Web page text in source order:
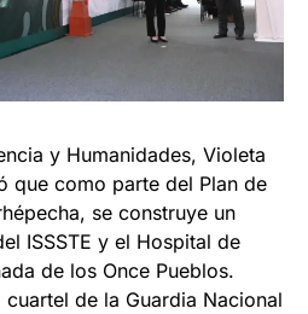
y Humanidades, Violeta
que como parte del Plan de
se construye un
ISSSTE y el Hospital de
de los Once Pueblos.
de la Guardia Nacional